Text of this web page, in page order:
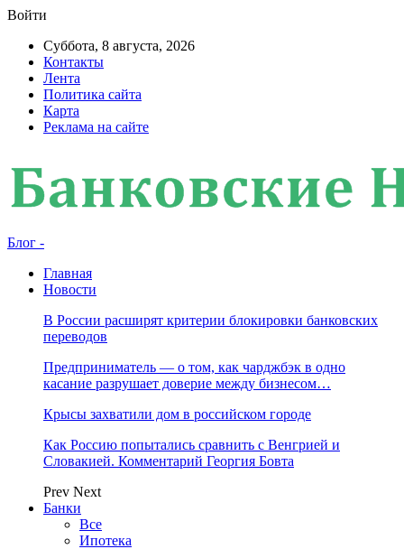
Войти
Суббота, 8 августа, 2026
Контакты
Лента
Политика сайта
Карта
Реклама на сайте
Блог -
Главная
Новости
В России расширят критерии блокировки банковских
переводов
Предприниматель — о том, как чарджбэк в одно
касание разрушает доверие между бизнесом…
Крысы захватили дом в российском городе
Как Россию попытались сравнить с Венгрией и
Словакией. Комментарий Георгия Бовта
Prev Next
Банки
Все
Ипотека